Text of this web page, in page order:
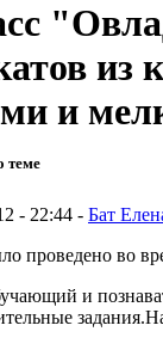
из
и
теме
- 22:44 - Бат
проведено во
и